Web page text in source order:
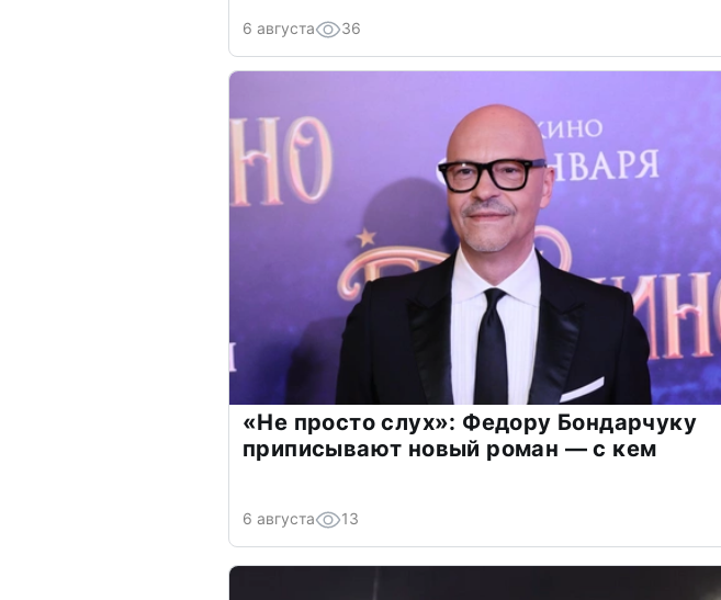
6 августа 36
«Не просто слух»: Федору Бондарчуку
приписывают новый роман — с кем
6 августа 13